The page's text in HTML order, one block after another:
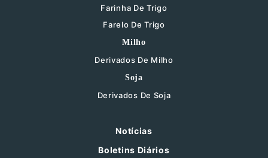
Farinha De Trigo
Farelo De Trigo
Milho
Derivados De Milho
Soja
Derivados De Soja
Notícias
Boletins Diários